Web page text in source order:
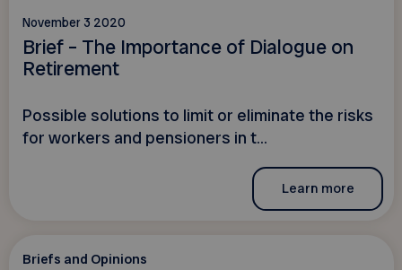
November 3 2020
Brief – The Importance of Dialogue on
Retirement
Possible solutions to limit or eliminate the risks
for workers and pensioners in t...
Learn more
Briefs and Opinions